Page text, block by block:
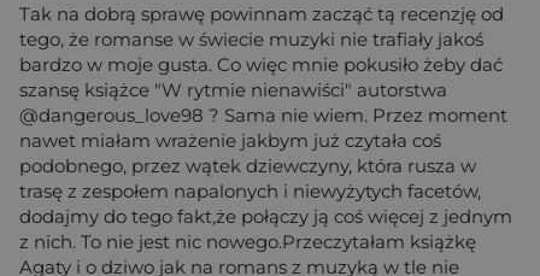
Tak na dobrą sprawę powinnam zacząć tą recenzję od
tego, że romanse w świecie muzyki nie trafiały jakoś
bardzo w moje gusta. Co więc mnie pokusiło żeby dać
szansę książce "W rytmie nienawiści" autorstwa
@dangerous_love98 ? Sama nie wiem. Przez moment
nawet miałam wrażenie jakbym już czytała coś
podobnego, przez wątek dziewczyny, która rusza w
trasę z zespołem napalonych i niewyżytych facetów,
dodajmy do tego fakt,że połączy ją coś więcej z jednym
z nich. To nie jest nic nowego.Przeczytałam książkę
Agaty i o dziwo jak na romans z muzyką w tle nie